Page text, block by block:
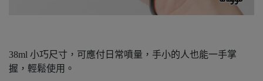
38ml 小巧尺寸，可應付日常噴量，手小的人也能一手掌
握，輕鬆使用。